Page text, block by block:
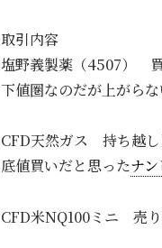
取引内容
塩野義製薬（4507）
下値圏なのだが上がら
CFD天然ガス 持ち越
底値買いだと思ったナ
CFD米NQ100ミニ 売